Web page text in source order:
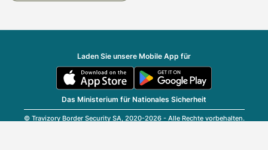
Laden Sie unsere Mobile App für
Das Ministerium für Nationales Sicherheit
© Travizory Border Security SA, 2020-2026 - Alle Rechte vorbehalten.